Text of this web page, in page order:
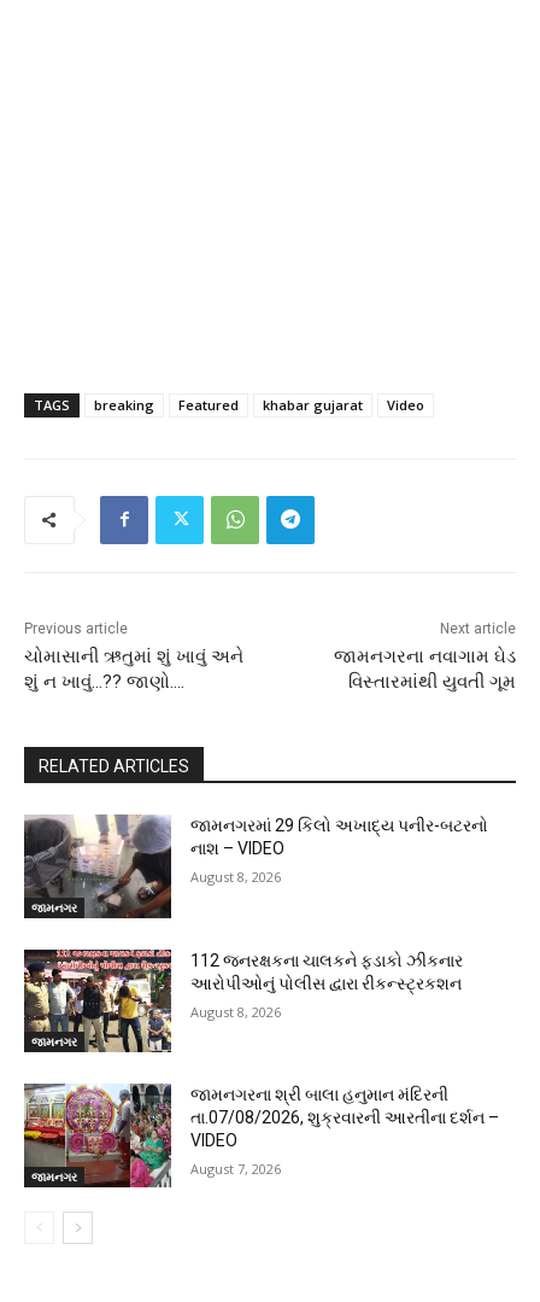
TAGS breaking Featured khabar gujarat Video
Previous article
ચોમાસાની ઋતુમાં શું ખાવું અને
શું ન ખાવું…?? જાણો….
Next article
જામનગરના નવાગામ ઘેડ
વિસ્તારમાંથી યુવતી ગૂમ
RELATED ARTICLES
જામનગર
જામનગરમાં 29 કિલો અખાદ્ય પનીર-બટરનો
નાશ – VIDEO
August 8, 2026
જામનગર
112 જનરક્ષકના ચાલકને ફડાકો ઝીકનાર
આરોપીઓનું પોલીસ દ્વારા રીકન્સ્ટ્રકશન
August 8, 2026
જામનગર
જામનગરના શ્રી બાલા હનુમાન મંદિરની
તા.07/08/2026, શુક્રવારની આરતીના દર્શન –
VIDEO
August 7, 2026